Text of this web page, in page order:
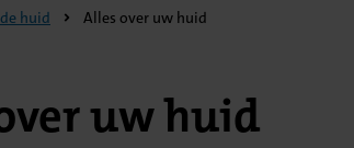
huid Alles over uw huid
uw huid